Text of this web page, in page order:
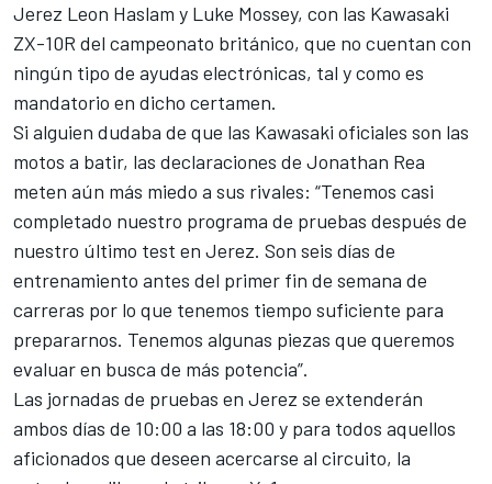
Jerez Leon Haslam y Luke Mossey, con las Kawasaki
ZX-10R del campeonato británico, que no cuentan con
ningún tipo de ayudas electrónicas, tal y como es
mandatorio en dicho certamen.
Si alguien dudaba de que las Kawasaki oficiales son las
motos a batir, las declaraciones de Jonathan Rea
meten aún más miedo a sus rivales: “Tenemos casi
completado nuestro programa de pruebas después de
nuestro último test en Jerez. Son seis días de
entrenamiento antes del primer fin de semana de
carreras por lo que tenemos tiempo suficiente para
prepararnos. Tenemos algunas piezas que queremos
evaluar en busca de más potencia”.
Las jornadas de pruebas en Jerez se extenderán
ambos días de 10:00 a las 18:00 y para todos aquellos
aficionados que deseen acercarse al circuito, la